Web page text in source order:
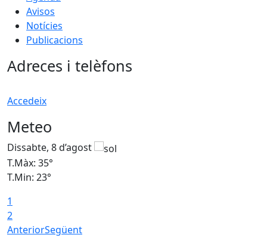
Avisos
Notícies
Publicacions
Adreces i telèfons
Accedeix
Meteo
Dissabte, 8 d’agost
T.Màx: 35°
T.Min: 23°
1
2
AnteriorSegüent